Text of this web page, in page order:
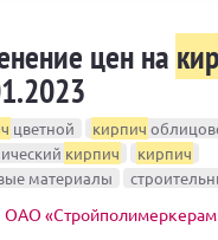
цен на
цветной кирпич
кирпич
кирпич
материалы
ОАО